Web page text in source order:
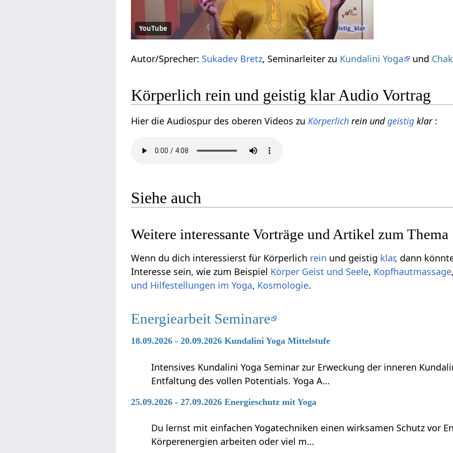
YouTube
Autor/Sprecher: Sukadev Bretz, Seminarleiter zu Kundalini Yoga und
Körperlich rein und geistig klar Audio Vortrag
Hier die Audiospur des oberen Videos zuKörperlich rein undgeistig klar :
Siehe auch
Weitere interessante Vorträge und Artikel zum Thema
Wenn du dich interessierst für Körperlich rein und geistig klar, dann
Interesse sein, wie zum Beispiel Körper Geist und Seele, Kopfhautmassage,
und Hilfestellungen im Yoga, Kosmologie.
Energiearbeit Seminare
18.09.2026 - 20.09.2026 Kundalini Yoga Mittelstufe
Intensives Kundalini Yoga Seminar zur Erweckung der inneren
Entfaltung des vollen Potentials. Yoga A…
25.09.2026 - 27.09.2026 Energieschutz mit Yoga
Du lernst mit einfachen Yogatechniken einen wirksamen Schutz vor
Körperenergien arbeiten oder viel m…